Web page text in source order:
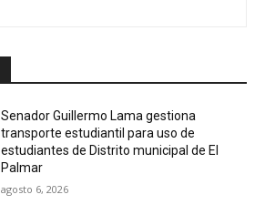
Senador Guillermo Lama gestiona
transporte estudiantil para uso de
estudiantes de Distrito municipal de El
Palmar
agosto 6, 2026